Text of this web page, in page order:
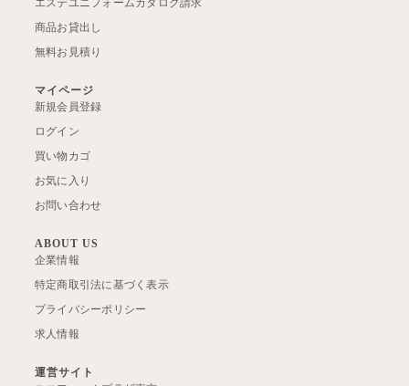
商品お貸出し
無料お見積り
マイページ
新規会員登録
ログイン
買い物カゴ
お気に入り
お問い合わせ
ABOUT US
企業情報
特定商取引法に基づく表示
プライバシーポリシー
求人情報
運営サイト